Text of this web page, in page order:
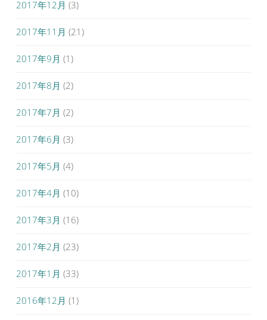
2017年12月 (3)
2017年11月 (21)
2017年9月 (1)
2017年8月 (2)
2017年7月 (2)
2017年6月 (3)
2017年5月 (4)
2017年4月 (10)
2017年3月 (16)
2017年2月 (23)
2017年1月 (33)
2016年12月 (1)